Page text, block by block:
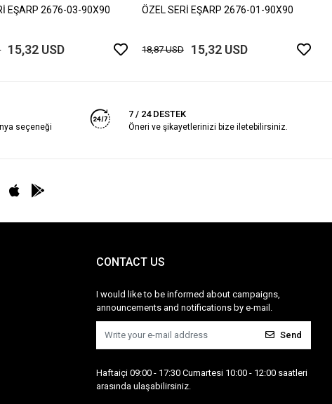
EŞARP 2676-03-90X90
15,32 USD
ÖZEL SERİ EŞARP 2676-01-90X90
18,87 USD 15,32 USD
seçeneği
7 / 24 DESTEK
Öneri ve şikayetlerinizi bize iletebilirsiniz.
CONTACT US
I would like to be informed about campaigns,
announcements and notifications by e-mail.
Send
Haftaiçi 09:00 - 17:30 Cumartesi 10:00 - 12:00 saatleri
arasında ulaşabilirsiniz.